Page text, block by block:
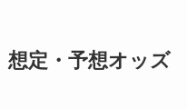
想定・予想オッズ